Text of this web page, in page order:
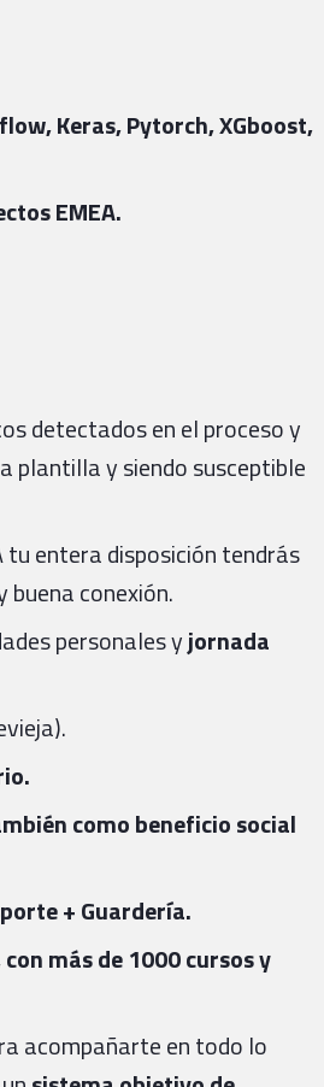
Keras, Pytorch, XGboost,
EMEA.
detectados en el proceso y
plantilla y siendo susceptible
tu entera disposición tendrás
conexión.
personales yjornada
como beneficio social
+ Guardería.
más de 1000 cursos y
acompañarte en todo lo